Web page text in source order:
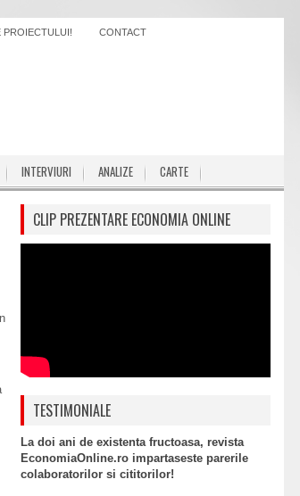
PROIECTULUI! CONTACT
INTERVIURI ANALIZE CARTE
CLIP PREZENTARE ECONOMIA ONLINE
TESTIMONIALE
La doi ani de existenta fructoasa, revista
EconomiaOnline.ro impartaseste parerile
colaboratorilor si cititorilor!